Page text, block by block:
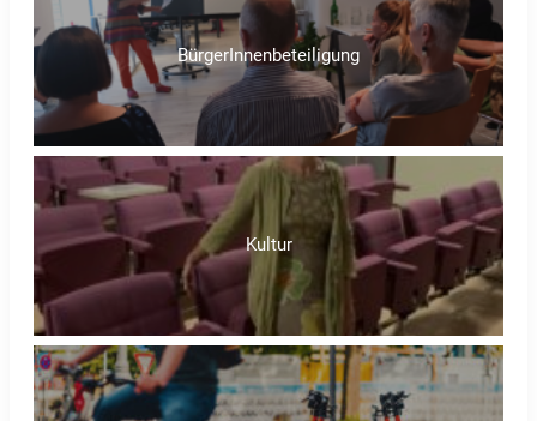
BürgerInnenbeteiligung
Kultur